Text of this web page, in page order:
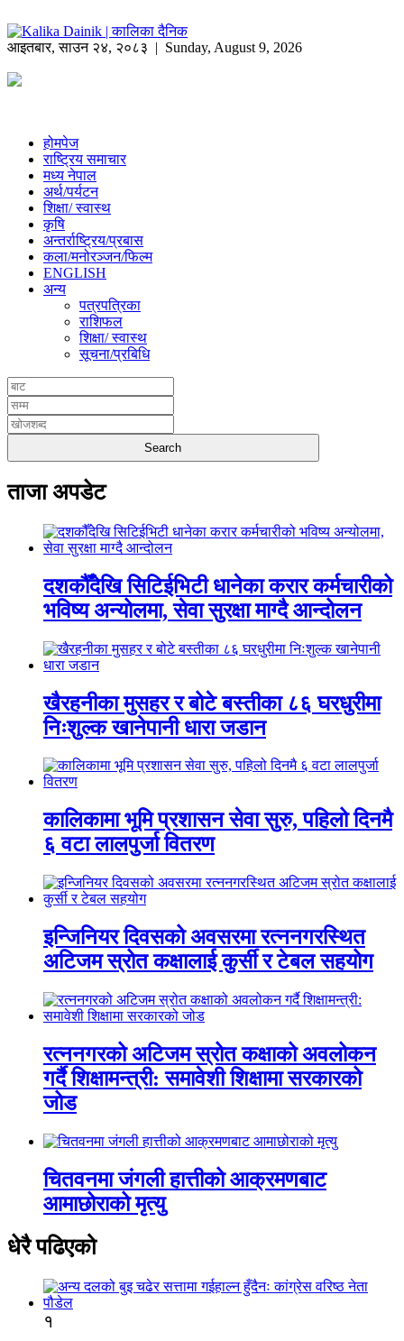
आइतबार,साउन २४, २०८३ | Sunday, August 9, 2026
होमपेज
राष्ट्रिय समाचार
मध्य नेपाल
अर्थ/पर्यटन
शिक्षा/ स्वास्थ
कृषि
अन्तर्राष्ट्रिय/प्रबास
कला/मनोरञ्जन/फिल्म
ENGLISH
अन्य
पत्रपत्रिका
राशिफल
शिक्षा/ स्वास्थ
सूचना/प्रबिधि
ताजा अपडेट
दशकौँदेखि सिटिईभिटी धानेका करार कर्मचारीको
भविष्य अन्योलमा, सेवा सुरक्षा माग्दै आन्दोलन
खैरहनीका मुसहर र बोटे बस्तीका ८६ घरधुरीमा
निःशुल्क खानेपानी धारा जडान
कालिकामा भूमि प्रशासन सेवा सुरु, पहिलो दिनमै
६ वटा लालपुर्जा वितरण
इन्जिनियर दिवसको अवसरमा रत्ननगरस्थित
अटिजम स्रोत कक्षालाई कुर्सी र टेबल सहयोग
रत्ननगरको अटिजम स्रोत कक्षाको अवलोकन
गर्दै शिक्षामन्त्री: समावेशी शिक्षामा सरकारको
जोड
चितवनमा जंगली हात्तीको आक्रमणबाट
आमाछोराको मृत्यु
धेरै पढिएको
१